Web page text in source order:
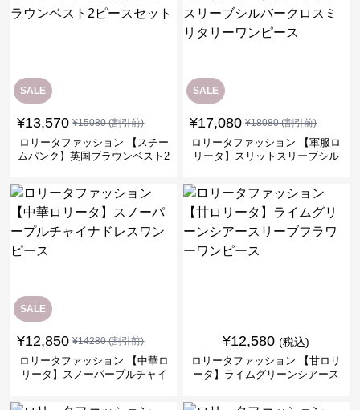
SALE
¥13,570 ¥15080(割引前)
ロリータファッション 【スチー
ムパンク】英国ブラウンベスト2
SALE
¥17,080 ¥18080(割引前)
ロリータファッション 【軍服ロ
リータ】スリットスリーブシル
SALE
¥12,850 ¥14280(割引前)
ロリータファッション 【中華ロ
リータ】スノーパープルチャイ
¥12,580 (税込)
ロリータファッション 【甘ロリ
ータ】ライムグリーンシアース